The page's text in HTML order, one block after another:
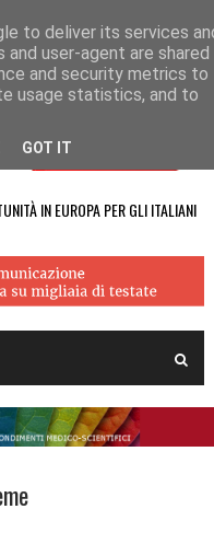
IN EUROPA PER GLI ITALIANI
to deliver its services
user-agent are shared
and security metrics to
usage statistics, and to
GOT IT